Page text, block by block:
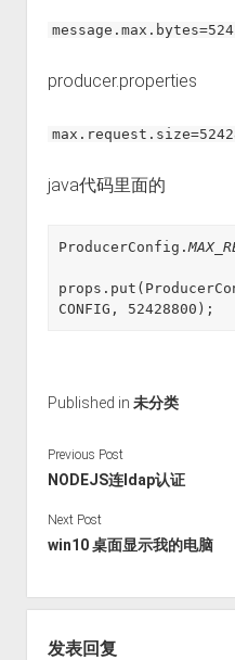
producer.properties
java代码里面的
ProducerConfig.
CONFIG, 52428800);
Published in 未分类
Previous Post
NODEJS连ldap认证
Next Post
win10 桌面显示我的电脑
发表回复